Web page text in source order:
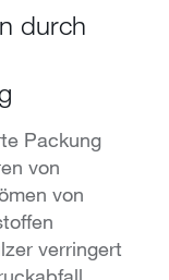
durch
Packung
von
von
verringert